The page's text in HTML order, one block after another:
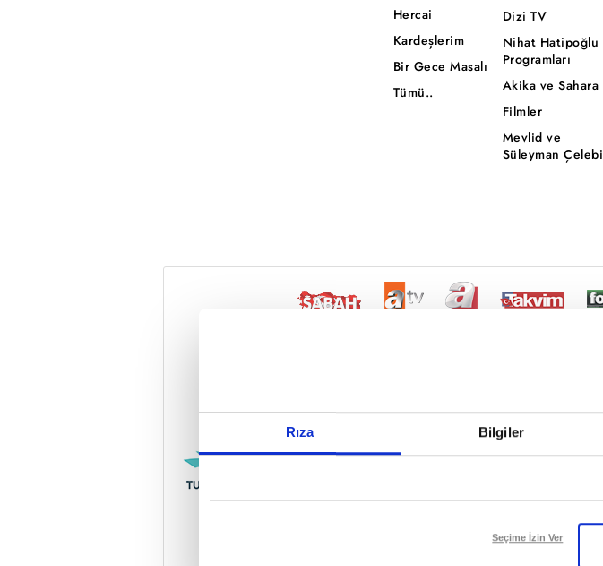
Rıza Bilgiler
Reddet
Seçime İzin Ver
Hercai
Kardeşlerim
Bir Gece Masalı
Tümü..
Dizi TV
Nihat Hatipoğlu
Programları
Akika ve Sahara
Filmler
Mevlid ve
Süleyman Çelebi